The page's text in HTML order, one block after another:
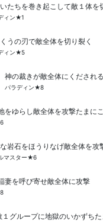
たちを巻き起こして敵１体を
ィン★1
うの刃で敵全体を切り裂く
ィン★5
神の裁きが敵全体にくだされる
パラディン★8
をゆらし敵全体を攻撃たまに
岩石をほうりなげ敵全体を攻
マスター★6
妻を呼び寄せ敵全体に攻撃